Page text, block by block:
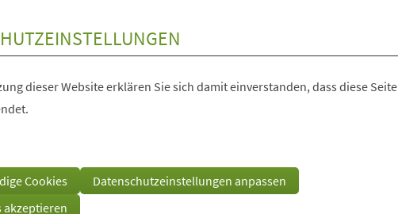
dieser Website erklären Sie sich damit einverstanden, dass diese Seite
Cookies
Datenschutzeinstellungen anpassen
akzeptieren